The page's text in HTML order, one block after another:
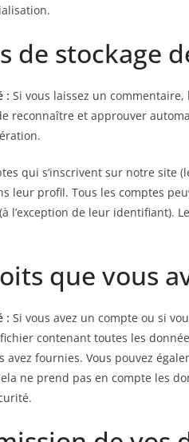
de stockage
: Si vous laissez un
reconnaître et approuver
qui s’inscrivent sur notre site
leur profil. Tous les comptes
l’exception de leur identifiant).
que vous
: Si vous avez un compte ou si
contenant toutes les
avez fournies. Vous pouvez
ne prend pas en compte les